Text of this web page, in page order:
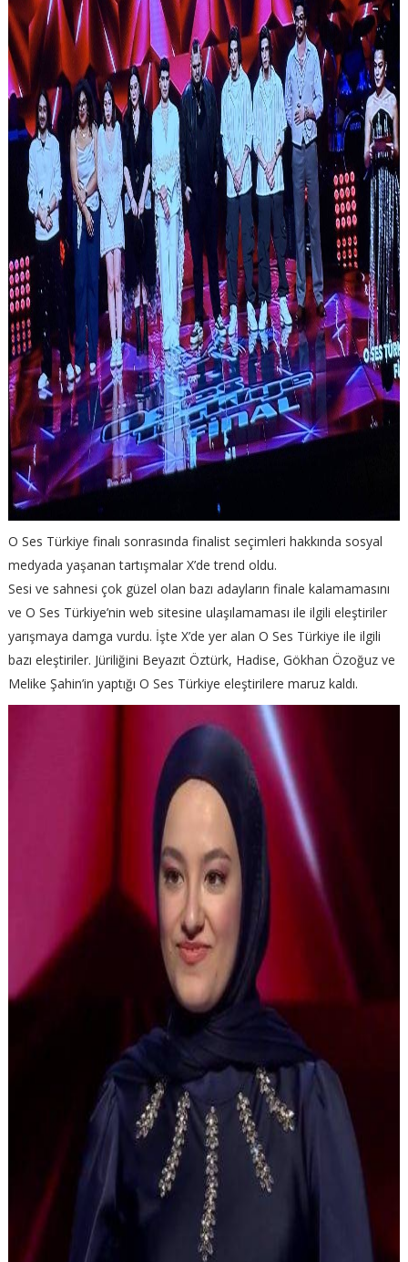
O Ses Türkiye finalı sonrasında finalist seçimleri hakkında sosyal
medyada yaşanan tartışmalar X’de trend oldu.
Sesi ve sahnesi çok güzel olan bazı adayların finale kalamamasını
ve O Ses Türkiye’nin web sitesine ulaşılamaması ile ilgili eleştiriler
yarışmaya damga vurdu. İşte X’de yer alan O Ses Türkiye ile ilgili
bazı eleştiriler. Jüriliğini Beyazıt Öztürk, Hadise, Gökhan Özoğuz ve
Melike Şahin’in yaptığı O Ses Türkiye eleştirilere maruz kaldı.